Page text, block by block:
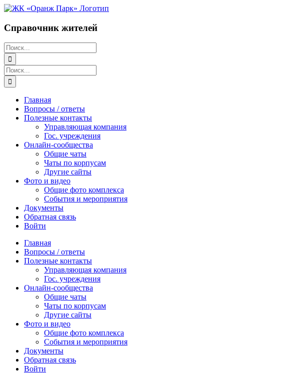
Перейти
содержимому
Справочник жителей
Поиск:
Поиск:
Главная
Вопросы / ответы
Полезные контакты
Управляющая компания
Гос. учреждения
Онлайн-сообщества
Общие чаты
Чаты по корпусам
Другие сайты
Фото и видео
Общие фото комплекса
События и мероприятия
Документы
Обратная связь
Войти
Главная
Вопросы / ответы
Полезные контакты
Управляющая компания
Гос. учреждения
Онлайн-сообщества
Общие чаты
Чаты по корпусам
Другие сайты
Фото и видео
Общие фото комплекса
События и мероприятия
Документы
Обратная связь
Войти